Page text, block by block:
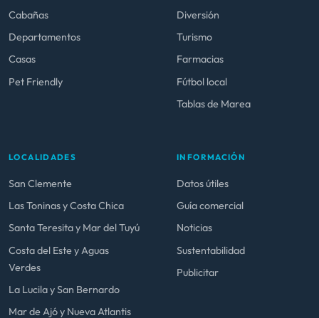
Cabañas
Departamentos
Casas
Pet Friendly
Diversión
Turismo
Farmacias
Fútbol local
Tablas de Marea
LOCALIDADES
San Clemente
Las Toninas y Costa Chica
Santa Teresita y Mar del Tuyú
Costa del Este y Aguas
Verdes
La Lucila y San Bernardo
Mar de Ajó y Nueva Atlantis
INFORMACIÓN
Datos útiles
Guía comercial
Noticias
Sustentabilidad
Publicitar